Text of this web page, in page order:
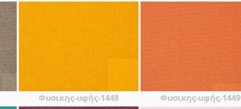
Φυσικης-υφής-1448 Φυσικης-υφής-1449